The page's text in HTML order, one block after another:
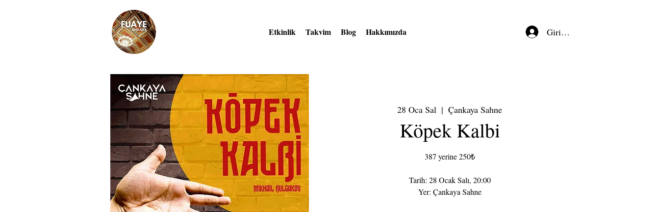
Etkinlik Takvim Blog Hakkımızda Giriş/Kayıt
28 Oca Sal
  |
Çankaya Sahne
Köpek Kalbi
387 yerine 250₺
Tarih: 28 Ocak Salı, 20:00
Yer: Çankaya Sahne